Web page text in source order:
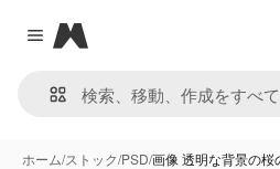
Close menu
Magnific
ホーム/ストック/PSD/画像 透明な背景の桜